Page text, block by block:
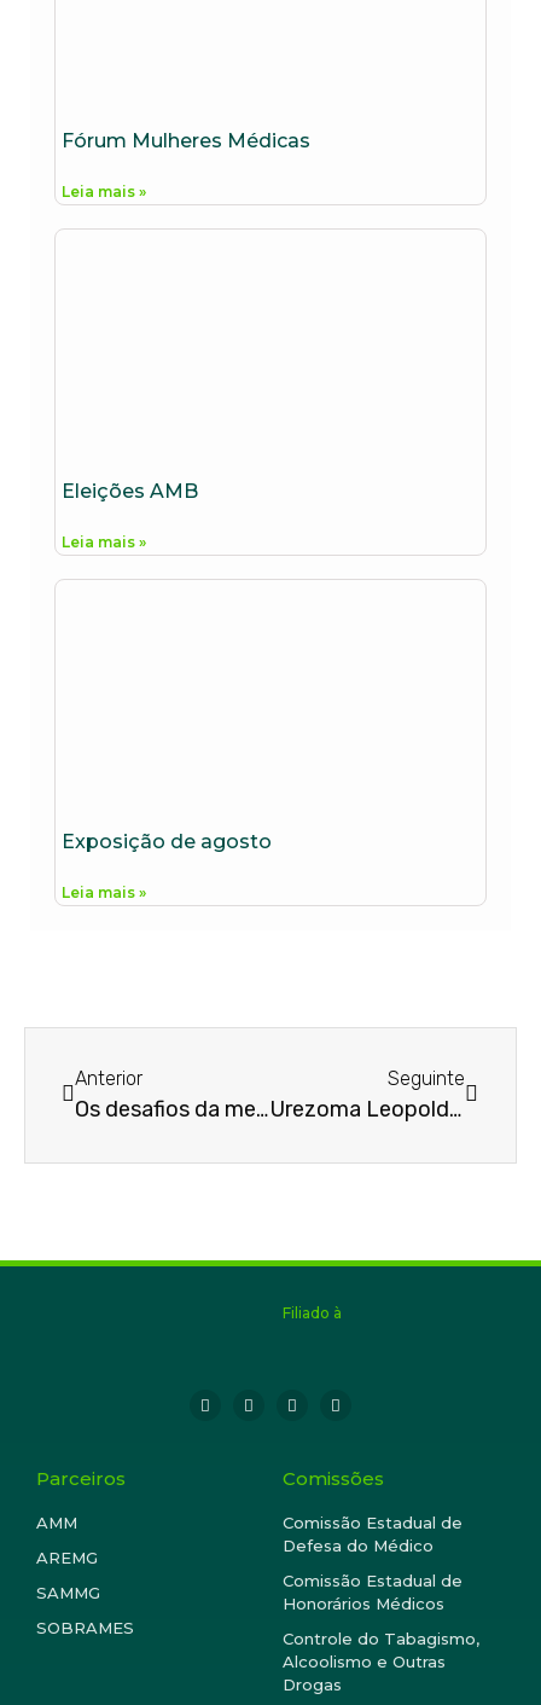
Fórum Mulheres Médicas
Leia mais »
Eleições AMB
Leia mais »
Exposição de agosto
Leia mais »
Anterior
Os desafios da medicina
Seguinte
Urezoma Leopoldina
Filiado à
Parceiros
AMM
AREMG
SAMMG
SOBRAMES
Comissões
Comissão Estadual de
Defesa do Médico
Comissão Estadual de
Honorários Médicos
Controle do Tabagismo,
Alcoolismo e Outras
Drogas